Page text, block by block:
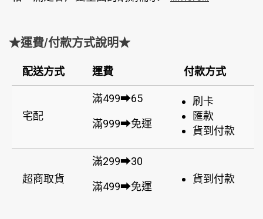
★運費/付款方式說明★
配送方式 運費 付款方式
宅配
滿499➡65
滿999➡免運
刷卡
匯款
貨到付款
超商取貨
滿299➡30
滿499➡免運
貨到付款